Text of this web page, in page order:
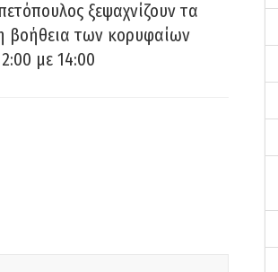
ξεψαχνίζουν τα
βοήθεια των κορυφαίων
με 14:00